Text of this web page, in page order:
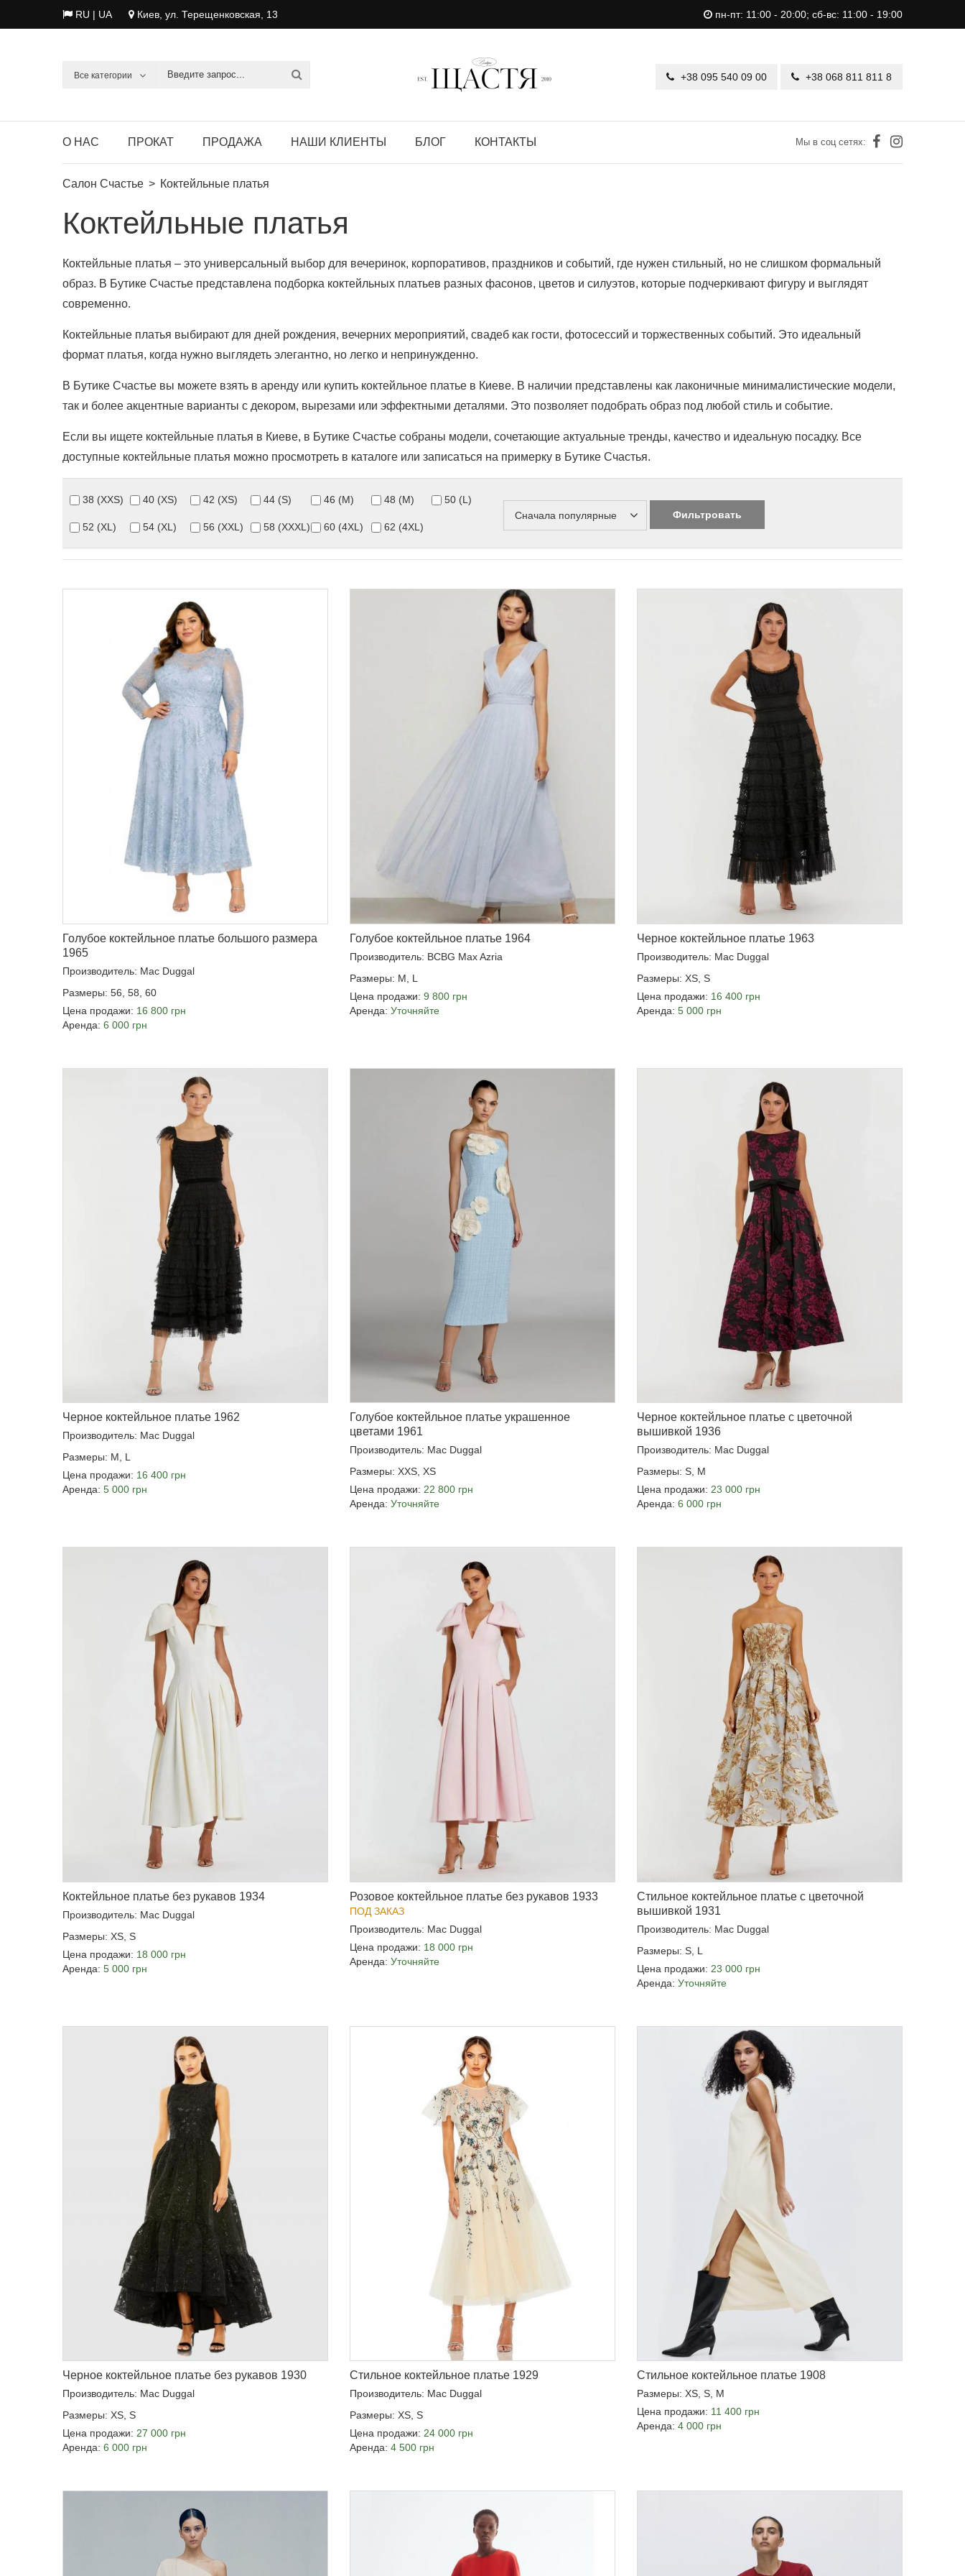
RU | UA Киев, ул. Терещенковская, 13 пн-пт: 11:00 - 20:00; сб-вс: 11:00 - 19:00
Все категории +38 095 540 09 00 +38 068 811 811 8
О НАС ПРОКАТ ПРОДАЖА НАШИ КЛИЕНТЫ БЛОГ КОНТАКТЫ Мы в соц сетях:
Салон Счастье Коктейльные платья
Коктейльные платья
Коктейльные платья – это универсальный выбор для вечеринок, корпоративов, праздников и событий, где нужен стильный, но не слишком формальный
образ. В Бутике Счастье представлена подборка коктейльных платьев разных фасонов, цветов и силуэтов, которые подчеркивают фигуру и выглядят
современно.
Коктейльные платья выбирают для дней рождения, вечерних мероприятий, свадеб как гости, фотосессий и торжественных событий. Это идеальный
формат платья, когда нужно выглядеть элегантно, но легко и непринужденно.
В Бутике Счастье вы можете взять в аренду или купить коктейльное платье в Киеве. В наличии представлены как лаконичные минималистические модели,
так и более акцентные варианты с декором, вырезами или эффектными деталями. Это позволяет подобрать образ под любой стиль и событие.
Если вы ищете коктейльные платья в Киеве, в Бутике Счастье собраны модели, сочетающие актуальные тренды, качество и идеальную посадку. Все
доступные коктейльные платья можно просмотреть в каталоге или записаться на примерку в Бутике Счастья.
38 (XXS) 40 (XS) 42 (XS) 44 (S) 46 (M) 48 (M) 50 (L)
52 (XL) 54 (XL) 56 (XXL) 58 (XXXL) 60 (4XL) 62 (4XL)
Сначала популярные
Голубое коктейльное платье большого размера
1965
Производитель: Mac Duggal
Размеры: 56, 58, 60
Цена продажи: 16 800 грн
Аренда: 6 000 грн
Голубое коктейльное платье 1964
Производитель: BCBG Max Azria
Размеры: M, L
Цена продажи: 9 800 грн
Аренда: Уточняйте
Черное коктейльное платье 1963
Производитель: Mac Duggal
Размеры: XS, S
Цена продажи: 16 400 грн
Аренда: 5 000 грн
Черное коктейльное платье 1962
Производитель: Mac Duggal
Размеры: M, L
Цена продажи: 16 400 грн
Аренда: 5 000 грн
Голубое коктейльное платье украшенное
цветами 1961
Производитель: Mac Duggal
Размеры: XXS, XS
Цена продажи: 22 800 грн
Аренда: Уточняйте
Черное коктейльное платье с цветочной
вышивкой 1936
Производитель: Mac Duggal
Размеры: S, M
Цена продажи: 23 000 грн
Аренда: 6 000 грн
Коктейльное платье без рукавов 1934
Производитель: Mac Duggal
Размеры: XS, S
Цена продажи: 18 000 грн
Аренда: 5 000 грн
Розовое коктейльное платье без рукавов 1933
ПОД ЗАКАЗ
Производитель: Mac Duggal
Цена продажи: 18 000 грн
Аренда: Уточняйте
Стильное коктейльное платье с цветочной
вышивкой 1931
Производитель: Mac Duggal
Размеры: S, L
Цена продажи: 23 000 грн
Аренда: Уточняйте
Черное коктейльное платье без рукавов 1930
Производитель: Mac Duggal
Размеры: XS, S
Цена продажи: 27 000 грн
Аренда: 6 000 грн
Стильное коктейльное платье 1929
Производитель: Mac Duggal
Размеры: XS, S
Цена продажи: 24 000 грн
Аренда: 4 500 грн
Стильное коктейльное платье 1908
Размеры: XS, S, M
Цена продажи: 11 400 грн
Аренда: 4 000 грн